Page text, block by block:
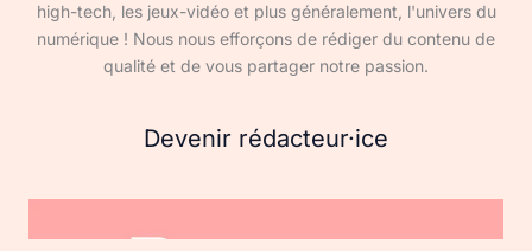
high-tech, les jeux-vidéo et plus généralement, l'univers du
numérique ! Nous nous efforçons de rédiger du contenu de
qualité et de vous partager notre passion.
Devenir rédacteur·ice